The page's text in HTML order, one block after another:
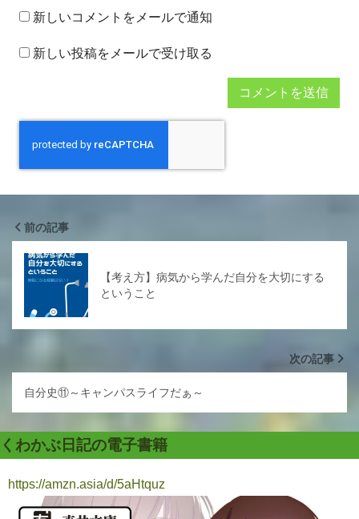
新しいコメントをメールで通知
新しい投稿をメールで受け取る
前の記事
【考え方】病気から学んだ自分を大切にする
ということ
次の記事
自分史⑪～キャンパスライフだぁ～
くわかぶ日記の電子書籍
https://amzn.asia/d/5aHtquz